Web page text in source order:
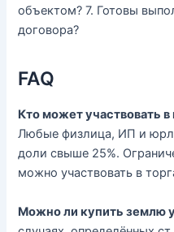
объектом? 7. Готовы
договора?
FAQ
Кто может участвовать
Любые физлица, ИП и
доли свыше 25%.
можно участвовать в
Можно ли купить землю у